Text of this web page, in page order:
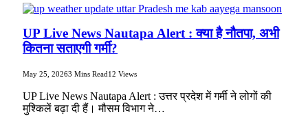
UP Live News Nautapa Alert : क्या है नौतपा, अभी
कितना सताएगी गर्मी?
May 25, 20263 Mins Read12 Views
UP Live News Nautapa Alert : उत्तर प्रदेश में गर्मी ने लोगों की
मुश्किलें बढ़ा दी हैं। मौसम विभाग ने…